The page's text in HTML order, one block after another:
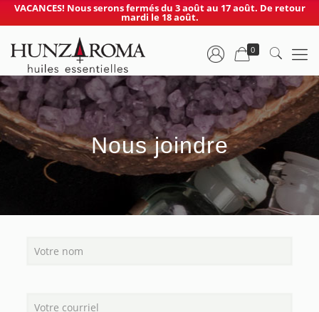
VACANCES! Nous serons fermés du 3 août au 17 août. De retour
mardi le 18 août.
0
Nous joindre